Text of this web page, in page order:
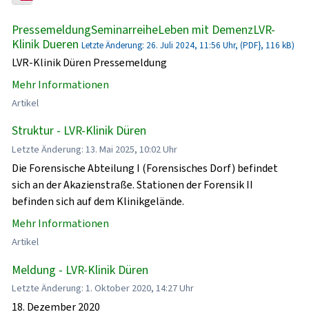
PressemeldungSeminarreiheLeben mit DemenzLVR-
Klinik Dueren Letzte Änderung: 26. Juli 2024, 11:56 Uhr, (PDF}, 116 kB)
LVR-Klinik Düren Pressemeldung
Mehr Informationen
Artikel
Struktur - LVR-Klinik Düren
Letzte Änderung: 13. Mai 2025, 10:02 Uhr
Die Forensische Abteilung I (Forensisches Dorf) befindet
sich an der Akazienstraße. Stationen der Forensik II
befinden sich auf dem Klinikgelände.
Mehr Informationen
Artikel
Meldung - LVR-Klinik Düren
Letzte Änderung: 1. Oktober 2020, 14:27 Uhr
18. Dezember 2020